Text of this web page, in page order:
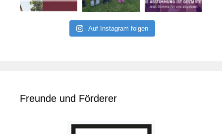
Auf Instagram folgen
Freunde und Förderer